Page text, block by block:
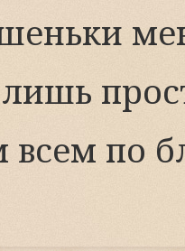
лишь
всем по